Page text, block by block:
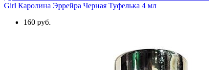
Girl Каролина Эррейра Черная Туфелька 4 мл
160 руб.